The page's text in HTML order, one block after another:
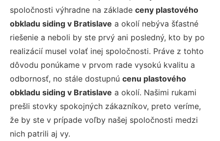
spoločnosti výhradne na základe ceny plastového
obkladu siding v Bratislave a okolí nebýva šťastné
riešenie a neboli by ste prvý ani posledný, kto by po
realizácií musel volať inej spoločnosti. Práve z tohto
dôvodu ponúkame v prvom rade vysokú kvalitu a
odbornosť, no stále dostupnú cenu plastového
obkladu siding v Bratislave a okolí. Našimi rukami
prešli stovky spokojných zákazníkov, preto veríme,
že by ste v prípade voľby našej spoločnosti medzi
nich patrili aj vy.